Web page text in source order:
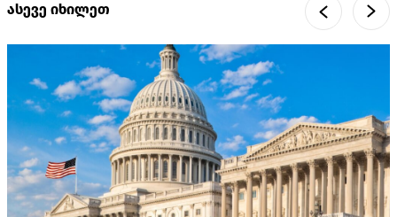
ასევე იხილეთ